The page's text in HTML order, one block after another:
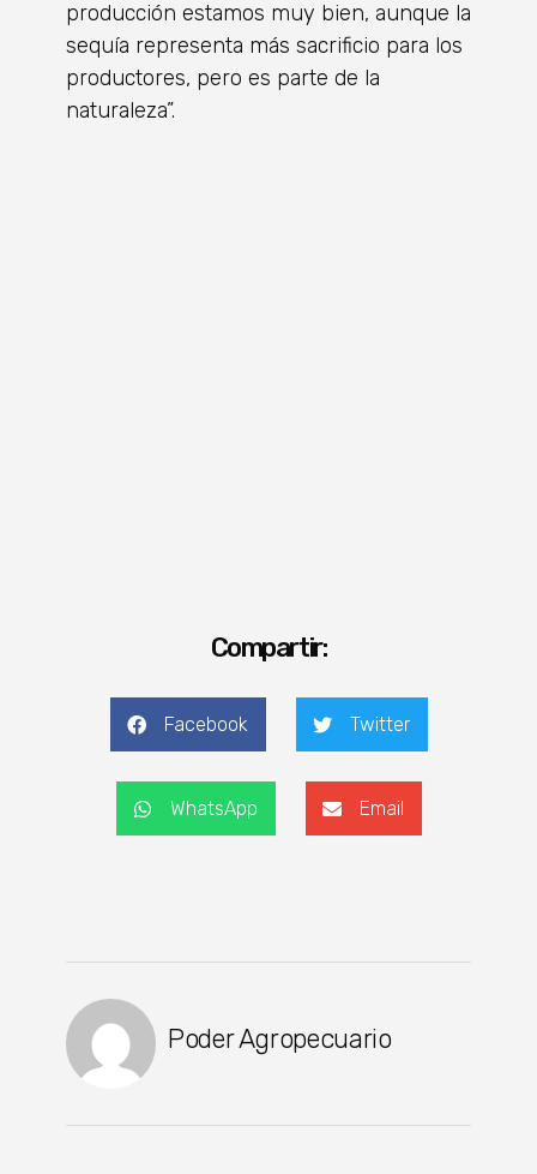
producción estamos muy bien, aunque la
sequía representa más sacrificio para los
productores, pero es parte de la
naturaleza”.
Compartir:
Facebook Twitter
WhatsApp Email
Poder Agropecuario